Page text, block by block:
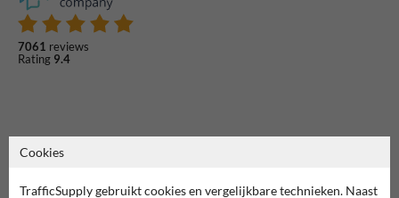
7061 reviews
Rating 9.4
Cookies
TrafficSupply gebruikt cookies en vergelijkbare technieken. Naast